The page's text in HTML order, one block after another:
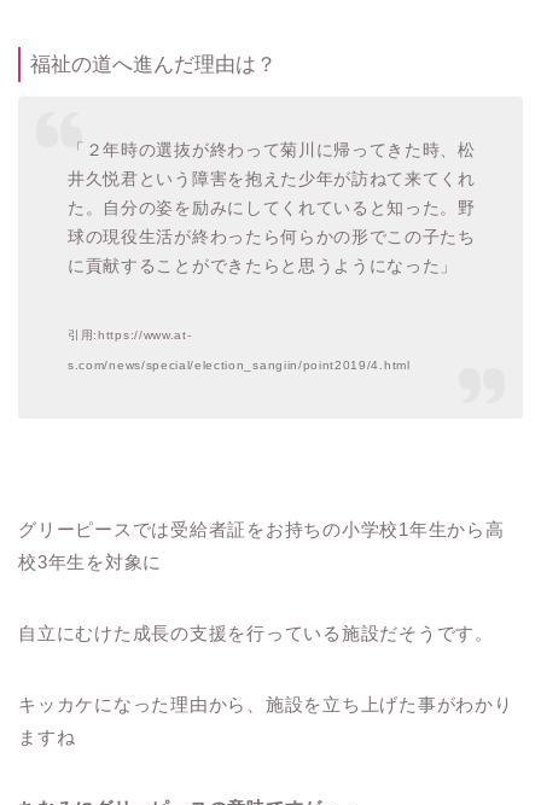
福祉の道へ進んだ理由は？
「２年時の選抜が終わって菊川に帰ってきた時、松
井久悦君という障害を抱えた少年が訪ねて来てくれ
た。自分の姿を励みにしてくれていると知った。野
球の現役生活が終わったら何らかの形でこの子たち
に貢献することができたらと思うようになった」
引用:https://www.at-
s.com/news/special/election_sangiin/point2019/4.html
グリーピースでは受給者証をお持ちの小学校1年生から高
校3年生を対象に
自立にむけた成長の支援を行っている施設だそうです。
キッカケになった理由から、施設を立ち上げた事がわかり
ますね